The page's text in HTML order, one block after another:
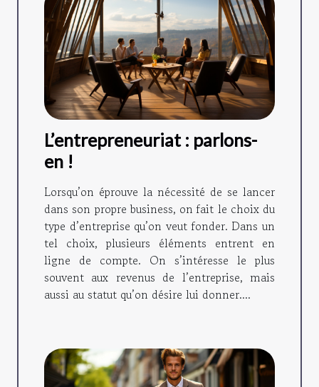
L’entrepreneuriat : parlons-
en !
Lorsqu’on éprouve la nécessité de se lancer
dans son propre business, on fait le choix du
type d’entreprise qu’on veut fonder. Dans un
tel choix, plusieurs éléments entrent en
ligne de compte. On s’intéresse le plus
souvent aux revenus de l’entreprise, mais
aussi au statut qu’on désire lui donner....